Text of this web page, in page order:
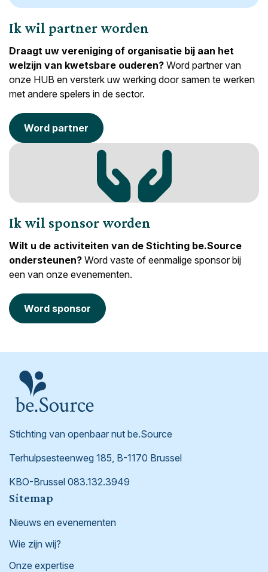
Ik wil partner worden
Draagt uw vereniging of organisatie bij aan het
welzijn van kwetsbare ouderen? Word partner van
onze HUB en versterk uw werking door samen te werken
met andere spelers in de sector.
Word partner
Ik wil sponsor worden
Wilt u de activiteiten van de Stichting be.Source
ondersteunen? Word vaste of eenmalige sponsor bij
een van onze evenementen.
Word sponsor
Stichting van openbaar nut be.Source
Terhulpsesteenweg 185, B-1170 Brussel
KBO-Brussel 083.132.3949
Footer
Sitemap
Nieuws en evenementen
Wie zijn wij?
Onze expertise